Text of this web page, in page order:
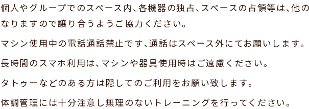
個人やグループでのスペース内、各機器の独占、スペースの占領等は、他
なりますので譲り合うようご協力ください。
マシン使用中の電話通話禁止です、通話はスペース外にてお願いします。
長時間のスマホ利用は、マシンや器具使用時はご遠慮ください。
タトゥーなどのある方は隠してのご利用をお願い致します。
体調管理には十分注意し無理のないトレーニングを行ってください。